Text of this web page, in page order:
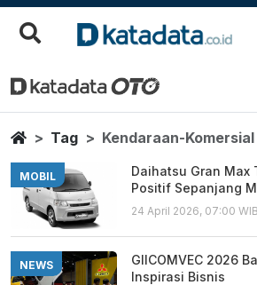
Kendaraan Komersial
Berita Terbaru
HomeTag Kendaraan-Komersial
MOBIL
Daihatsu Gran Max
Positif Sepanjang
24 April 2026, 07:00 WIB
NEWS
GIICOMVEC 2026
Inspirasi Bisnis